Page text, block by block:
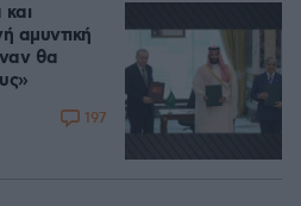
αμυντική
θα
197